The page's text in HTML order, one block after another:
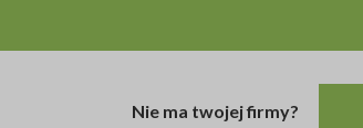
Nie ma twojej firmy?